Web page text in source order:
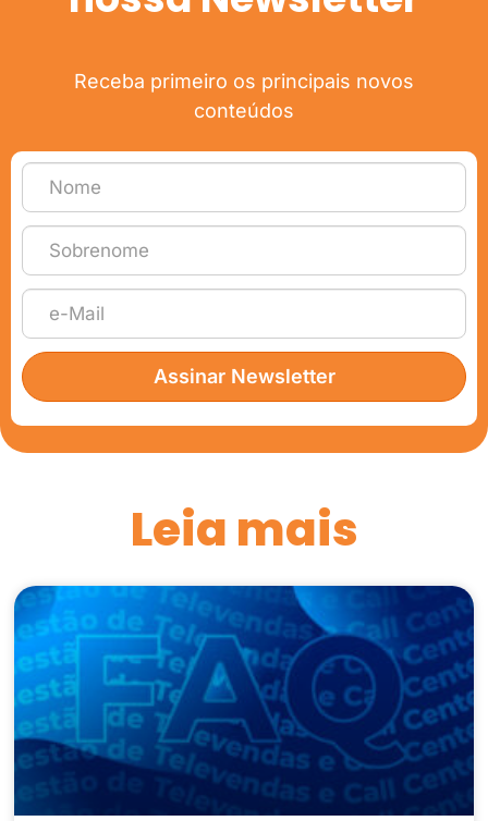
Receba primeiro os principais novos
conteúdos
Assinar Newsletter
Leia mais